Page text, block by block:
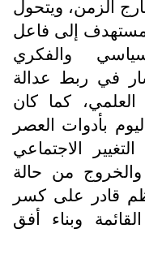
الزمن، ويتحول
إلى فاعل
والفكري
في ربط عدالة
كما كان
بأدوات العصر
الاجتماعي
والخروج من حالة
قادر على كسر
وبناء أفق